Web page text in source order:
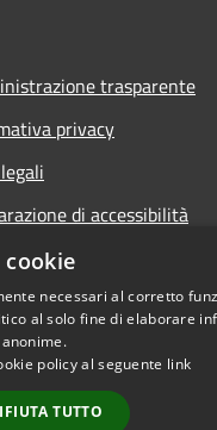
trasparente
privacy
di accessibilità
di miglioramento del sito
necessari al corretto
al solo fine di elaborare
policy al seguente link
TUTTO